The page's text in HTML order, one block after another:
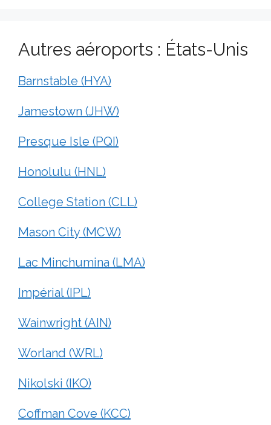
Autres aéroports : États-Unis
Barnstable (HYA)
Jamestown (JHW)
Presque Isle (PQI)
Honolulu (HNL)
College Station (CLL)
Mason City (MCW)
Lac Minchumina (LMA)
Impérial (IPL)
Wainwright (AIN)
Worland (WRL)
Nikolski (IKO)
Coffman Cove (KCC)